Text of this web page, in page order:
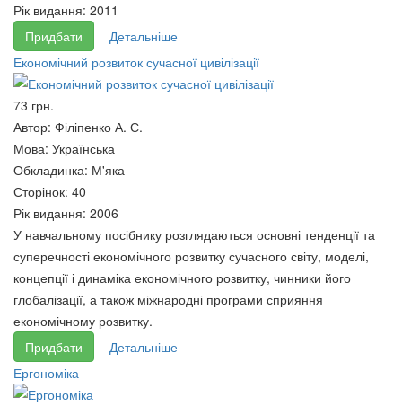
Теорія транспортного потоку.
Навчальний посібник
60 грн.
Рік видання: 2011
Придбати
Детальніше
Економічний розвиток сучасної цивілізації
73 грн.
Автор: Філіпенко А. С.
Мова: Українська
Обкладинка: М'яка
Сторінок: 40
Рік видання: 2006
У навчальному посібнику розглядаються основні тенденції та
суперечності економічного розвитку сучасного світу, моделі,
концепції і динаміка економічного розвитку, чинники його
глобалізації, а також міжнародні програми сприяння
економічному розвитку.
Придбати
Детальніше
Ергономіка